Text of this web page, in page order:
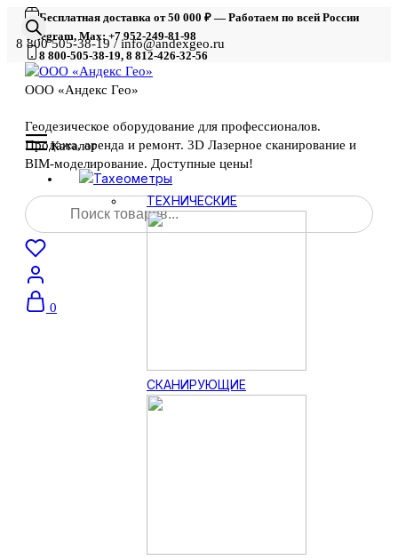
Бесплатная доставка от 50 000 ₽ — Работаем по всей России
Telegram, Max: +7 952-249-81-98
8 800-505-38-19, 8 812-426-32-56
8 800 505-38-19 / info@andexgeo.ru
ООО «Андекс Гео»
Геодезическое оборудование для профессионалов.
Продажа, аренда и ремонт. 3D Лазерное сканирование и
BIM-моделирование. Доступные цены!
Поиск
товаров
0
Каталог
Тахеометры
ТЕХНИЧЕСКИЕ
СКАНИРУЮЩИЕ